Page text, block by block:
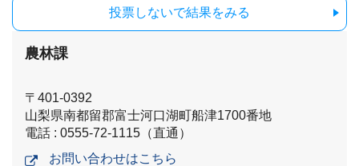
投票しないで結果をみる
農林課
〒401-0392
山梨県南都留郡富士河口湖町船津1700番地
電話 : 0555-72-1115（直通）
お問い合わせはこちら